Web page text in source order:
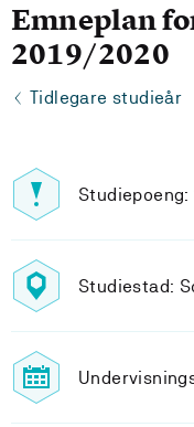
Emneplan
2019/2020
Tidlegare studieår
Studiepoeng:
Studiestad: